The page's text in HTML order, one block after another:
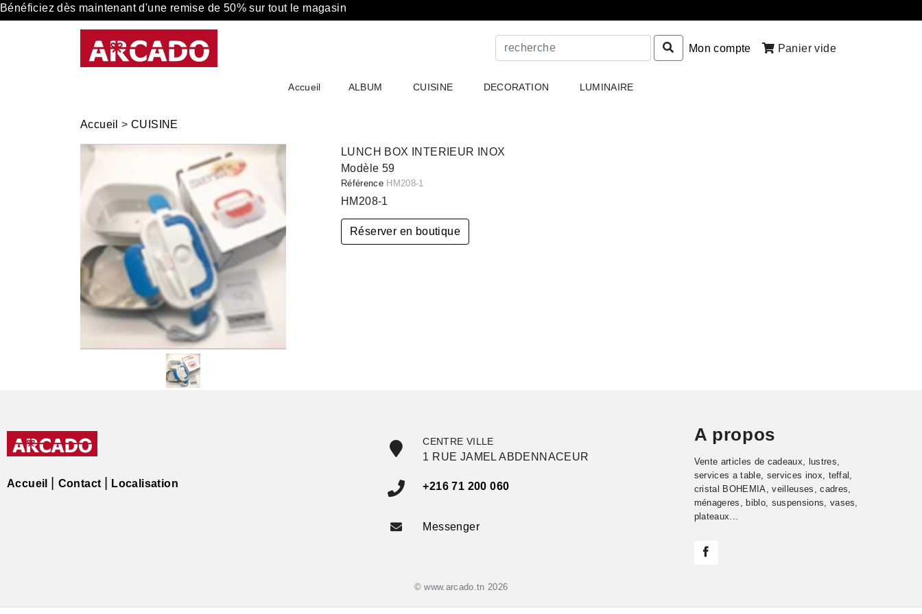
Bénéficiez dès maintenant d'une remise de 50% sur tout le magasin
Mon compte Panier vide
Accueil ALBUM CUISINE DECORATION LUMINAIRE
Accueil >CUISINE
LUNCH BOX INTERIEUR INOX
Modèle 59
Référence HM208-1
HM208-1
Réserver en boutique
Accueil Contact Localisation
CENTRE VILLE
1 RUE JAMEL ABDENNACEUR
+216 71 200 060
Messenger
A propos
Vente articles de cadeaux, lustres,
services a table, services inox, teffal,
cristal BOHEMIA, veilleuses, cadres,
ménageres, biblo, suspensions, vases,
plateaux...
© www.arcado.tn 2026